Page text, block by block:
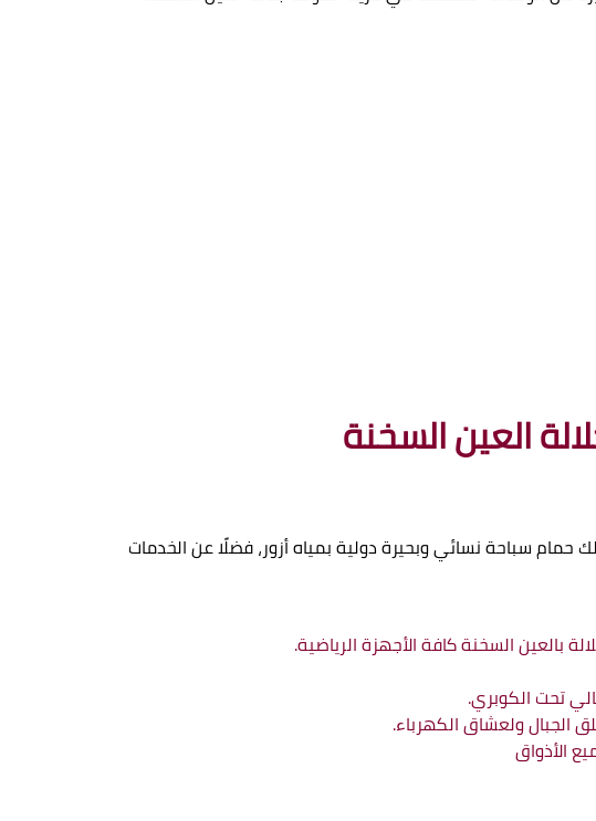
العين السخنة
سباحة نسائي وبحيرة دولية بمياه أزور، فضلًا عن الخدمات
بالعين السخنة كافة الأجهزة الرياضية.
تحت الكوبري.
الجبال ولعشاق الكهرباء.
الأذواق